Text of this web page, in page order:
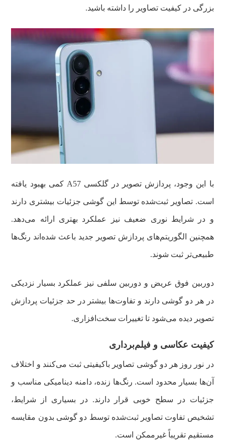
بزرگی در کیفیت تصاویر را داشته باشید.
با این وجود، پردازش تصویر در گلکسی A57 کمی بهبود یافته
است. تصاویر ثبت‌شده توسط این گوشی جزئیات بیشتری دارند
و در شرایط نوری ضعیف نیز عملکرد بهتری ارائه می‌دهد.
همچنین الگوریتم‌های پردازش تصویر جدید باعث شده‌اند رنگ‌ها
طبیعی‌تر ثبت شوند.
دوربین فوق عریض و دوربین سلفی نیز عملکرد بسیار نزدیکی
در هر دو گوشی دارند و تفاوت‌ها بیشتر در حد جزئیات پردازش
تصویر دیده می‌شود تا تغییرات سخت‌افزاری.
کیفیت عکاسی و فیلم‌برداری
در نور روز هر دو گوشی تصاویر باکیفیتی ثبت می‌کنند و اختلاف
آن‌ها بسیار محدود است. رنگ‌ها زنده، دامنه دینامیکی مناسب و
جزئیات در سطح خوبی قرار دارند. در بسیاری از شرایط،
تشخیص تفاوت تصاویر ثبت‌شده توسط دو گوشی بدون مقایسه
مستقیم تقریباً غیرممکن است.